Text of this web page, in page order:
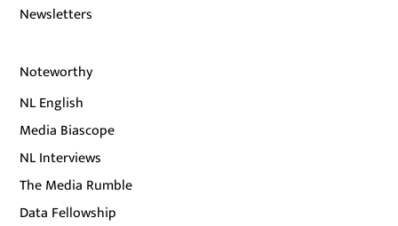
Newsletters
Noteworthy
NL English
Media Biascope
NL Interviews
The Media Rumble
Data Fellowship